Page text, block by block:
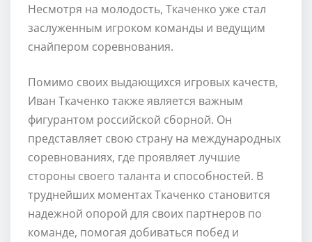
Несмотря на молодость, Ткаченко уже стал
заслуженным игроком команды и ведущим
снайпером соревнования.
Помимо своих выдающихся игровых качеств,
Иван Ткаченко также является важным
фигурантом российской сборной. Он
представляет свою страну на международных
соревнованиях, где проявляет лучшие
стороны своего таланта и способностей. В
труднейших моментах Ткаченко становится
надежной опорой для своих партнеров по
команде, помогая добиваться побед и